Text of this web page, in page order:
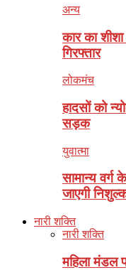
अन्य
कार का
गिरफ्तार
लोकमंच
हादसों को
सड़क
युवात्मा
सामान्य वर्ग
जाएगी
नारी शक्ति
नारी शक्ति
महिला मंडल